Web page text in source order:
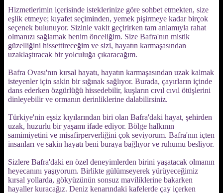
Hizmetlerimin içerisinde isteklerinize göre sohbet etmekten, size
eşlik etmeye; kıyafet seçiminden, yemek pişirmeye kadar birçok
seçenek bulunuyor. Sizinle vakit geçirirken tam anlamıyla rahat
olmanızı sağlamak benim önceliğim. Size Bafra'nın mistik
güzelliğini hissettireceğim ve sizi, hayatın karmaşasından
uzaklaştıracak bir yolculuğa çıkaracağım.
Bafra Ovası'nın kırsal hayatı, hayatın karmaşasından uzak kalmak
isteyenler için sakin bir sığınak sağlıyor. Burada, çayırların içinde
dans ederken özgürlüğü hissedebilir, kuşların cıvıl cıvıl ötüşlerini
dinleyebilir ve ormanın derinliklerine dalabilirsiniz.
Türkiye'nin eşsiz kıyılarından biri olan Bafra'daki hayat, şehirden
uzak, huzurlu bir yaşamı ifade ediyor. Bölge halkının
samimiyetini ve misafirperverliğini çok seviyorum. Bafra'nın içten
insanları ve sakin hayatı beni buraya bağlıyor ve ruhumu besliyor.
Sizlere Bafra'daki en özel deneyimlerden birini yaşatacak olmanın
heyecanını yaşıyorum. Birlikte gülümseyerek yürüyeceğimiz
kırsal yollarda, gökyüzünün sonsuz maviliklerine bakarken
hayaller kuracağız. Deniz kenarındaki kafelerde çay içerken